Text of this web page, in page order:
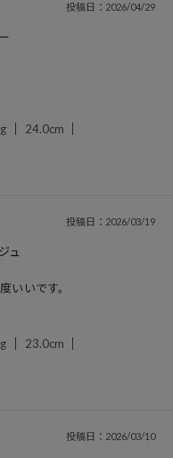
投稿日：2026/04/29
24.0cm
投稿日：2026/03/19
ュ
いいです。
23.0cm
投稿日：2026/03/10